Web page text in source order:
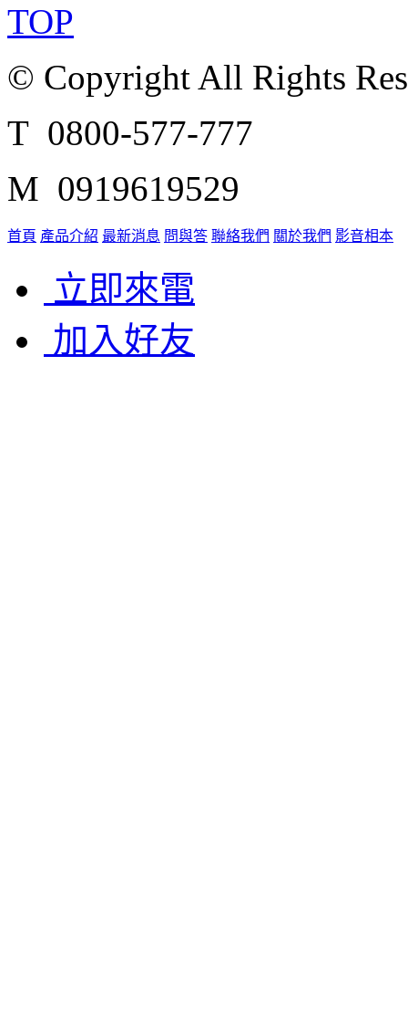
TOP
© Copyright All Rights
T 0800-577-777
M 0919619529
首頁 產品介紹 最新消息 問與答 聯絡我們 關於我們 影音相本
立即來電
加入好友